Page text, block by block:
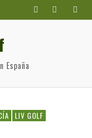
LIV GOLF